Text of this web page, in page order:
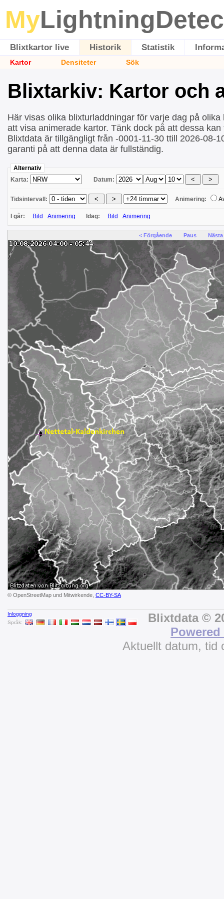
My
Blixtkartor live Historik Statistik
Kartor Densiteter Sök
Blixtarkiv: Kartor och
Här visas olika blixturladdningar för varje dag på
att visa animerade kartor. Tänk dock på att dessa
Blixtdata är tillgängligt från -0001-11-30 ttill 2026-08-
garanti på att denna data är fullständig.
Alternativ
Karta:
Datum:
Tidsintervall: Animering:
I går: Bild Animering Idag: Bild Animering
< Förgående Paus Nästa
© OpenStreetMap und Mitwirkende, CC-BY-SA
Inloggning
Språk:
Blixtdata ©
Aktuellt datum, tid